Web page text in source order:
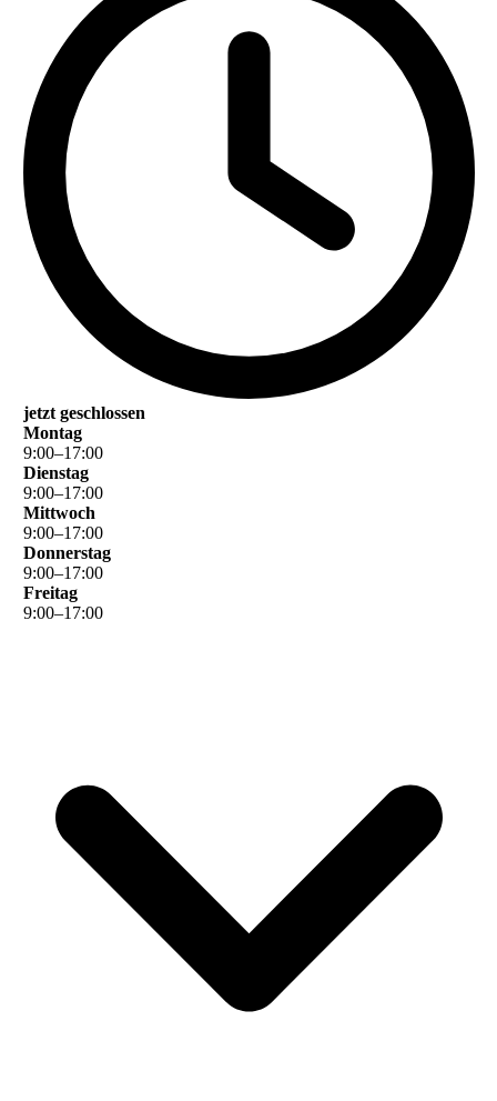
jetzt geschlossen
Montag
9:00–17:00
Dienstag
9:00–17:00
Mittwoch
9:00–17:00
Donnerstag
9:00–17:00
Freitag
9:00–17:00